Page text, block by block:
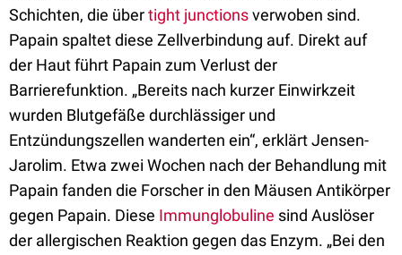
Schichten, die übertight junctionsverwoben sind.
Papain spaltet diese Zellverbindung auf. Direkt auf
der Haut führt Papain zum Verlust der
Barrierefunktion. „Bereits nach kurzer Einwirkzeit
wurden Blutgefäße durchlässiger und
Entzündungszellen wanderten ein“, erklärt Jensen-
Jarolim. Etwa zwei Wochen nach der Behandlung mit
Papain fanden die Forscher in den Mäusen Antikörper
gegen Papain. Diese Immunglobuline sind Auslöser
der allergischen Reaktion gegen das Enzym. „Bei den